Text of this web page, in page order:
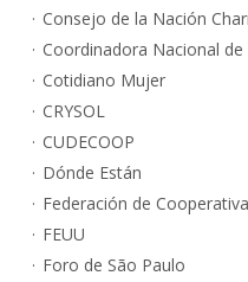
Consejo de la Nación
Coordinadora Nacional
Cotidiano Mujer
CRYSOL
CUDECOOP
Dónde Están
Federación de
FEUU
Foro de São Paulo